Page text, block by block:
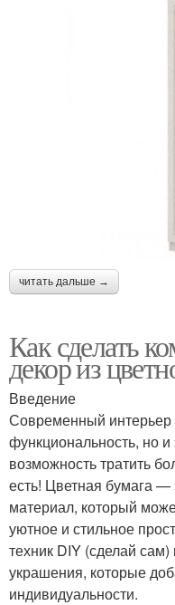
читать дальше →
Как сделать
декор из
Введение
Современный интерьер
функциональность, но и
возможность тратить
есть! Цветная бумага
материал, который
уютное и стильное
техник DIY (сделай
украшения, которые
индивидуальности.